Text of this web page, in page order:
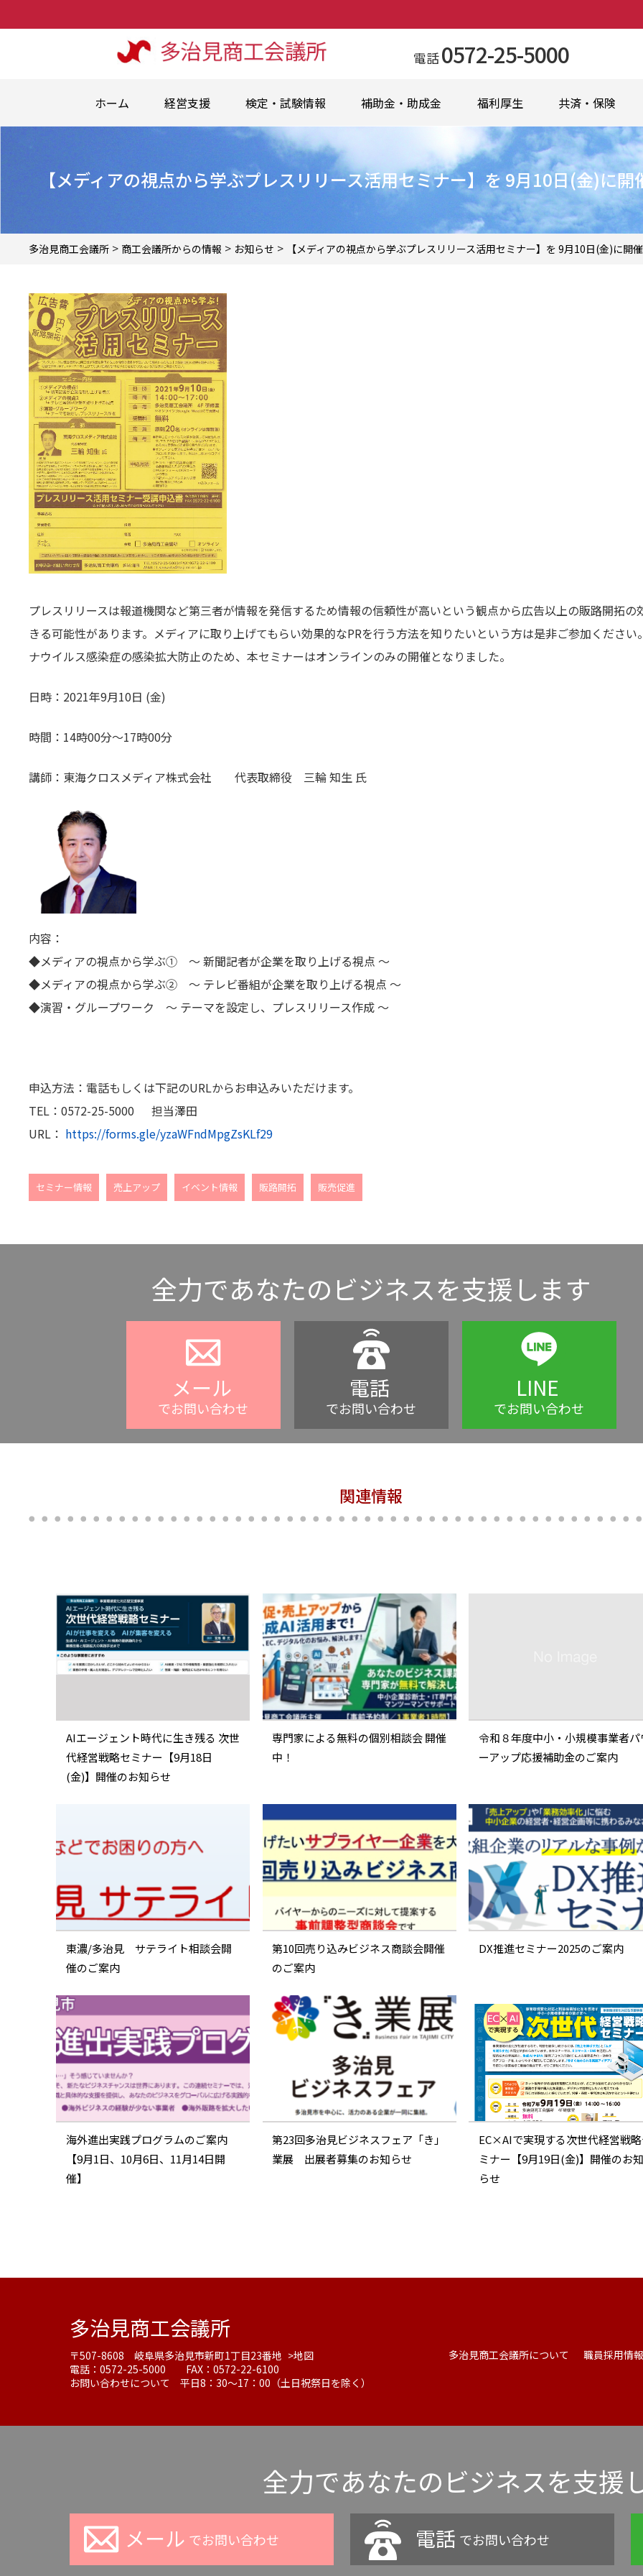
電話0572-25-5000
ホーム 経営支援 検定・試験情報 補助金・助成金 福利厚生 共済・保険
【メディアの視点から学ぶプレスリリース活用セミナー】を 9月10日(金)に開
多治見商工会議所 > 商工会議所からの情報 > お知らせ > 【メディアの視点から学ぶプレスリリース活用セミナー】を 9月10日(金)に開
プレスリリースは報道機関など第三者が情報を発信するため情報の信頼性が高いという観点から広告以上の販路開拓の
きる可能性があります。メディアに取り上げてもらい効果的なPRを行う方法を知りたいという方は是非ご参加くださ
ナウイルス感染症の感染拡大防止のため、本セミナーはオンラインのみの開催となりました。
日時：2021年9月10日 (金)
時間：14時00分～17時00分
講師：東海クロスメディア株式会社 代表取締役 三輪 知生 氏
内容：
◆メディアの視点から学ぶ① ～ 新聞記者が企業を取り上げる視点 ～
◆メディアの視点から学ぶ② ～ テレビ番組が企業を取り上げる視点 ～
◆演習・グループワーク ～ テーマを設定し、プレスリリース作成 ～
申込方法：電話もしくは下記のURLからお申込みいただけます。
TEL：0572-25-5000 担当澤田
URL： https://forms.gle/yzaWFndMpgZsKLf29
セミナー情報 売上アップ イベント情報 販路開拓 販売促進
全力であなたのビジネスを支援します
メール
でお問い合わせ
電話
でお問い合わせ
LINE
でお問い合わせ
関連情報
AIエージェント時代に生き残る 次世
代経営戦略セミナー【9月18日
(金)】開催のお知らせ
専門家による無料の個別相談会 開催
中！
令和８年度中小・小規模事業者パ
ーアップ応援補助金のご案内
東濃/多治見 サテライト相談会開
催のご案内
第10回売り込みビジネス商談会開催
のご案内
DX推進セミナー2025のご案内
海外進出実践プログラムのご案内
【9月1日、10月6日、11月14日開
催】
第23回多治見ビジネスフェア「き」
業展 出展者募集のお知らせ
EC×AIで実現する次世代経営戦
ミナー【9月19日(金)】開催のお知
らせ
多治見商工会議所
〒507-8608 岐阜県多治見市新町1丁目23番地 >地図
電話：0572-25-5000 FAX：0572-22-6100
お問い合わせについて 平日8：30～17：00（土日祝祭日を除く）
多治見商工会議所について 職員採用情報
全力であなたのビジネスを支援
メール でお問い合わせ 電話 でお問い合わせ